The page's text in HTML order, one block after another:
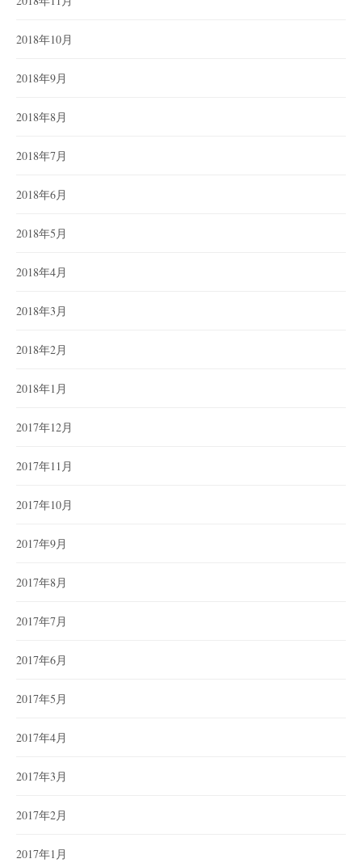
2018年10月
2018年9月
2018年8月
2018年7月
2018年6月
2018年5月
2018年4月
2018年3月
2018年2月
2018年1月
2017年12月
2017年11月
2017年10月
2017年9月
2017年8月
2017年7月
2017年6月
2017年5月
2017年4月
2017年3月
2017年2月
2017年1月